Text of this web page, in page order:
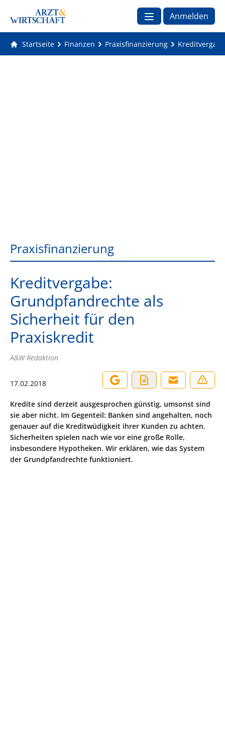
Anmelden
Startseite Finanzen Praxisfinanzierung
Praxisfinanzierung
Kreditvergabe:
Grundpfandrechte als
Sicherheit für den
Praxiskredit
A&W Redaktion
17.02.2018
Kredite sind derzeit ausgesprochen günstig, umsonst sind
sie aber nicht. Im Gegenteil: Banken sind angehalten, noch
genauer auf die Kreditwüdigkeit ihrer Kunden zu achten.
Sicherheiten spielen nach wie vor eine große Rolle,
insbesondere Hypotheken. Wir erklären, wie das System
der Grundpfandrechte funktioniert.